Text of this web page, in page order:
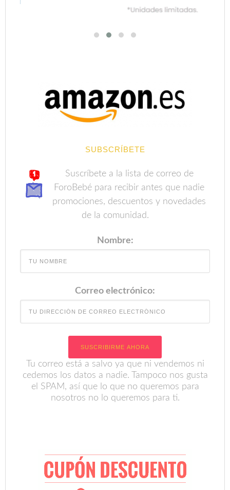
SUBSCRÍBETE
Suscríbete a la lista de correo de
ForoBebé para recibir antes que nadie
promociones, descuentos y novedades
de la comunidad.
Nombre:
Correo electrónico:
Tu correo está a salvo ya que ni vendemos ni
cedemos los datos a nadie. Tampoco nos gusta
el SPAM, así que lo que no queremos para
nosotros no lo queremos para ti.